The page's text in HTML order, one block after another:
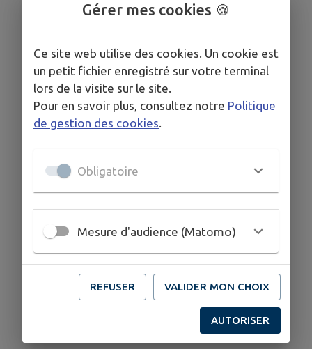
2026.
Gérer mes cookies 🍪
Ce site web utilise des cookies. Un cookie est
un petit fichier enregistré sur votre terminal
lors de la visite sur le site.
Pour en savoir plus, consultez notre Politique
de gestion des cookies.
Obligatoire
Mesure d'audience (Matomo)
REFUSER VALIDER MON CHOIX
AUTORISER